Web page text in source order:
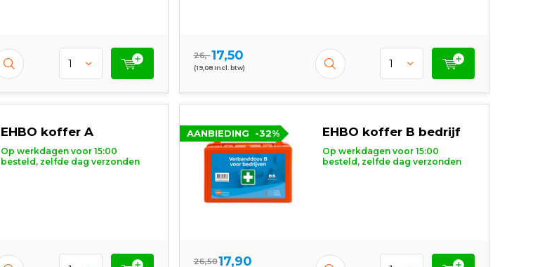
26,-17,50
(19,08 Incl. btw)
EHBO koffer A
Op werkdagen voor 15:00
besteld, zelfde dag verzonden
EHBO koffer B bedrijf
Op werkdagen voor 15:00
besteld, zelfde dag verzonden
-32%
AANBIEDING
26,5017,90